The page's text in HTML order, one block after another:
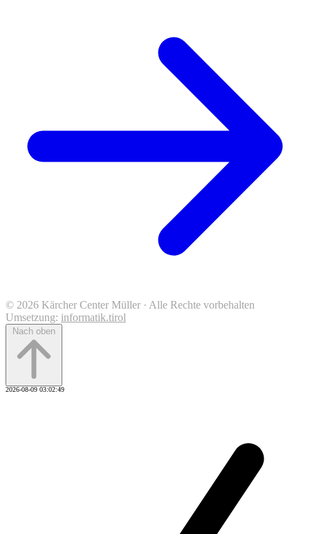
© 2026 Kärcher Center Müller · Alle Rechte vorbehalten
Umsetzung: informatik.tirol
Nach oben
2026-08-09 03:02:49